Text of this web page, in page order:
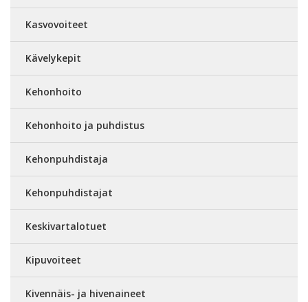
Kasvovoiteet
Kävelykepit
Kehonhoito
Kehonhoito ja puhdistus
Kehonpuhdistaja
Kehonpuhdistajat
Keskivartalotuet
Kipuvoiteet
Kivennäis- ja hivenaineet